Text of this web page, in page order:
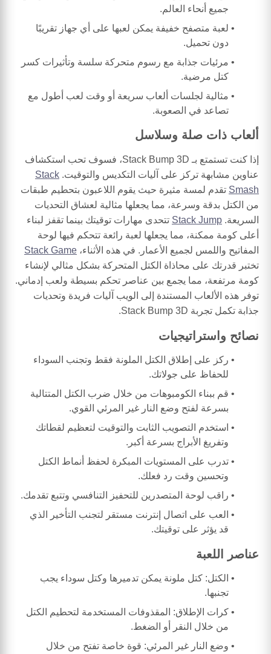
جميع أنحاء العالم.
لعبة متصفح خفيفة يمكن لعبها على أي جهاز تقريبًا
دون تحميل.
مرئيات جذابة مع رسوم متحركة سلسة وتأثيرات كسر
كتل مرضية.
مثالية لجلسات ألعاب سريعة أو وقت لعب أطول مع
تصاعد في الصعوبة.
ألعاب ذات صلة وسلاسل
إذا كنت تستمتع بـ Stack Bump 3D، فسوف تحب استكشاف
عناوين مشابهة تركز على آليات التكديس والتوقيت. Stack
Smash تقدم لمسة مثيرة حيث يقوم اللاعبون بتحطيم طبقات
من الكتل بدقة وسرعة، مما يجعلها مثالية لعشاق التحديات
السريعة. Stack Jump تتحدى مهارات توقيتك بينما تقفز لبناء
أعلى كومة ممكنة، مما يجعلها لعبة رائعة تتحكم فيها لوحة
المفاتيح واللمس لجميع الأعمار. في هذه الأثناء، Stack Game
تختبر قدرتك على محاذاة الكتل المتحركة بشكل مثالي لإنشاء
كومة مرتفعة، مما يجمع بين عناصر تحكم بسيطة ولعب إدماني.
توفر هذه الألعاب المستندة إلى الويب آليات فريدة وتحديات
جذابة تكمل تجربة Stack Bump 3D.
نصائح واستراتيجيات
ركز على إطلاق الكتل الملونة فقط وتجنب السوداء
للحفاظ على جولاتك.
قم ببناء الكومبوهات من خلال ضرب الكتل المتتالية
بسرعة لفتح وضع النار غير المرئي القوي.
استخدم التصويب الثابت والتوقيت لتعظيم لقطاتك
وتفريغ الأبراج بسرعة أكبر.
تدرب على المستويات المبكرة لحفظ أنماط الكتل
وتحسين وقت رد فعلك.
راقب لوحة المتصدرين للتحفيز التنافسي وتتبع تقدمك.
العب على اتصال إنترنت مستقر لتجنب التأخير الذي
قد يؤثر على توقيتك.
عناصر اللعبة
الكتل: كتل ملونة يمكن تدميرها وكتل سوداء يجب
تجنبها.
كرات الإطلاق: المقذوفات المستخدمة لتحطيم الكتل
من خلال النقر أو الضغط.
وضع النار غير المرئي: قوة خاصة تفتح من خلال